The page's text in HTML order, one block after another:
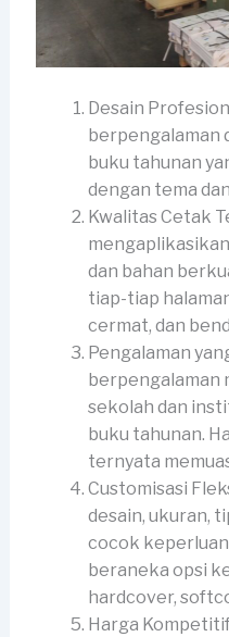
Desain
berpengalaman
buku tahunan
dengan tema
Kwalitas Cetak
dan bahan
tiap-tiap
cermat, dan
Pengalaman
berpengalaman
sekolah dan
buku tahunan.
ternyata
Customisasi
desain, ukuran,
cocok
beraneka opsi
hardcover,
Harga